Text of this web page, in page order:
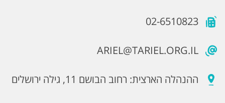
02-6510823
ARIEL@TARIEL.ORG.IL
ההנהלה הארצית: רחוב הבושם 11, גילה ירושלים